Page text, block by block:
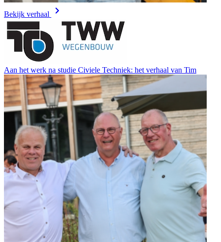
Bekijk verhaal
Aan het werk na studie Civiele Techniek: het verhaal van Tim